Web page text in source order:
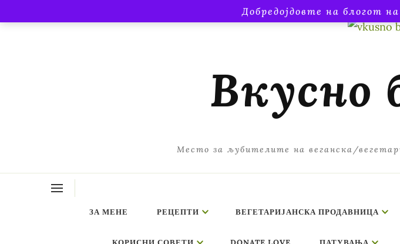
Добредојдовте на блогот
Вкусно
Место за љубителите на веганска/
ЗА МЕНЕ РЕЦЕПТИ ВЕГЕТАРИЈАНСКА ПРОДАВНИЦА